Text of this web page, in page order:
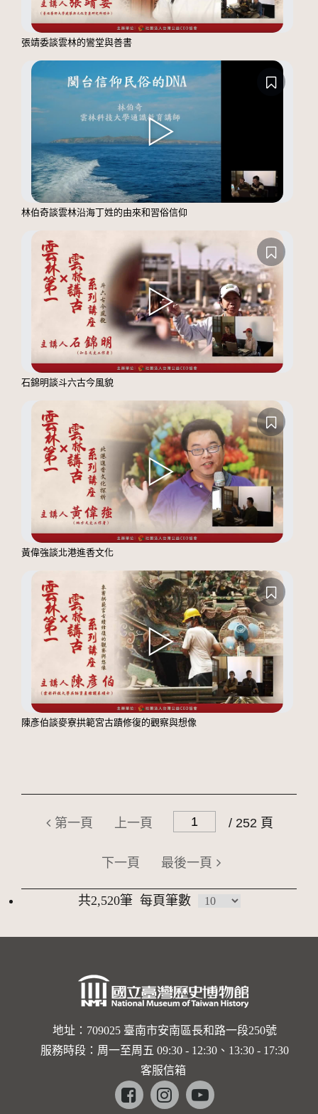
張靖委談雲林的鸞堂與善書
林伯奇談雲林沿海丁姓的由來和習俗信仰
石錦明談斗六古今風貌
黃偉強談北港進香文化
陳彥伯談麥寮拱範宮古蹟修復的觀察與想像
第一頁 上一頁 / 252 頁
下一頁 最後一頁
共2,520筆 每頁筆數
地址：709025 臺南市安南區長和路一段250號
服務時段：周一至周五 09:30 - 12:30、13:30 - 17:30
客服信箱
Facebookinstagramyoutube